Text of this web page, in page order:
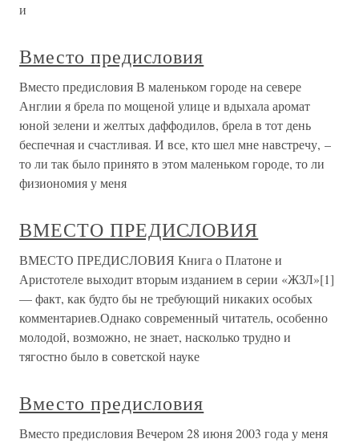
и
Вместо предисловия
Вместо предисловия В маленьком городе на севере
Англии я брела по мощеной улице и вдыхала аромат
юной зелени и желтых даффодилов, брела в тот день
беспечная и счастливая. И все, кто шел мне навстречу, –
то ли так было принято в этом маленьком городе, то ли
физиономия у меня
ВМЕСТО ПРЕДИСЛОВИЯ
ВМЕСТО ПРЕДИСЛОВИЯ Книга о Платоне и
Аристотеле выходит вторым изданием в серии «ЖЗЛ»[1]
— факт, как будто бы не требующий никаких особых
комментариев.Однако современный читатель, особенно
молодой, возможно, не знает, насколько трудно и
тягостно было в советской науке
Вместо предисловия
Вместо предисловия Вечером 28 июня 2003 года у меня